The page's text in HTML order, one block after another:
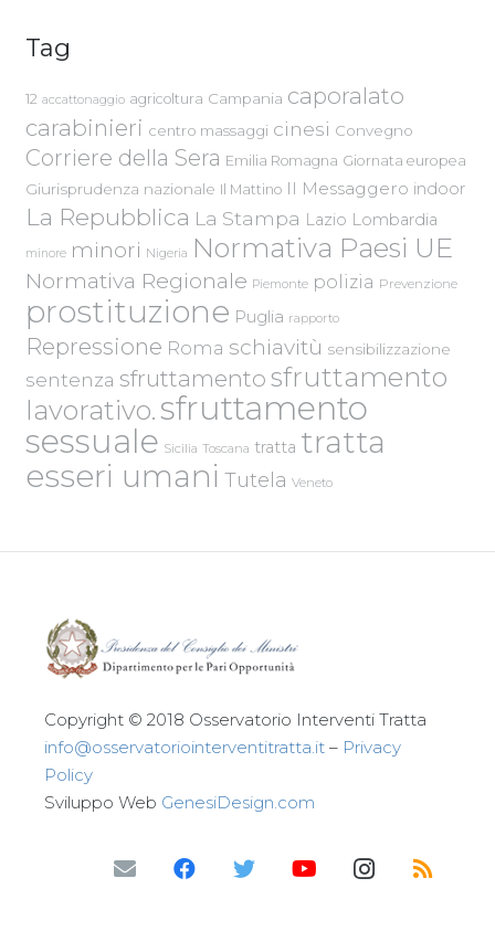
Tag
12 accattonaggio agricoltura Campania caporalato
carabinieri centro massaggi cinesi Convegno
Corriere della Sera Emilia Romagna Giornata europea
Giurisprudenza nazionale Il Mattino Il Messaggero indoor
La Repubblica La Stampa Lazio Lombardia
minore minori Nigeria Normativa Paesi UE
Normativa Regionale Piemonte polizia Prevenzione
prostituzione Puglia rapporto
Repressione Roma schiavitù sensibilizzazione
sentenza sfruttamento sfruttamento
lavorativo.sfruttamento
sessuale Sicilia Toscana tratta tratta
esseri umani Tutela Veneto
Copyright © 2018 Osservatorio Interventi Tratta
info@osservatoriointerventitratta.it – Privacy
Policy
Sviluppo Web GenesiDesign.com